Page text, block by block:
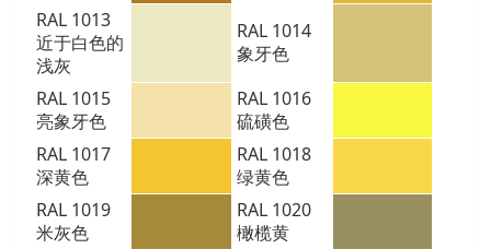
RAL 1013
近于白色的
浅灰
RAL 1014
象牙色
RAL 1015
亮象牙色
RAL 1016
硫磺色
RAL 1017
深黄色
RAL 1018
绿黄色
RAL 1019
米灰色
RAL 1020
橄榄黄